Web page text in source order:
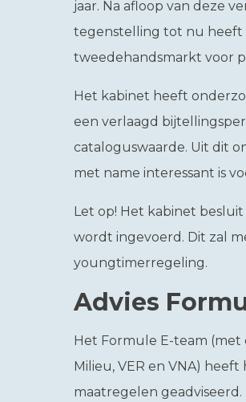
jaar. Na afloop van deze
tegenstelling tot nu heeft
tweedehandsmarkt voor
Het kabinet heeft
een verlaagd
cataloguswaarde. Uit dit
met name interessant is
Let op! Het kabinet
wordt ingevoerd. Dit zal
youngtimerregeling.
Advies
Het Formule E-team (met
Milieu, VER en VNA)
maatregelen